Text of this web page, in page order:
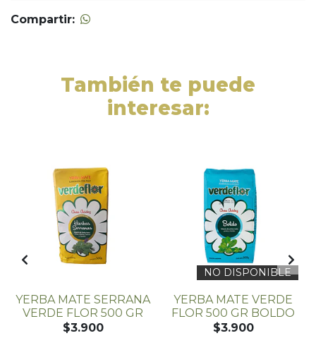
Compartir:
También te puede
interesar:
YERBA MATE SERRANA
VERDE FLOR 500 GR
$3.900
NO DISPONIBLE
YERBA MATE VERDE
FLOR 500 GR BOLDO
$3.900